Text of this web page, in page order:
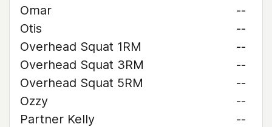
Omar
--
Otis
--
Overhead Squat 1RM
--
Overhead Squat 3RM
--
Overhead Squat 5RM
--
Ozzy
--
Partner Kelly
--